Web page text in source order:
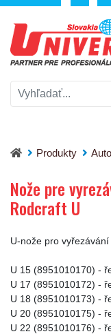
Produkty
Nože pre
Nože pre
Rodcraft U
U-nože pro
U 15 (8951010170) -
U 17 (8951010172) -
U 18 (8951010173) -
U 20 (8951010175) -
U 22 (8951010176) -